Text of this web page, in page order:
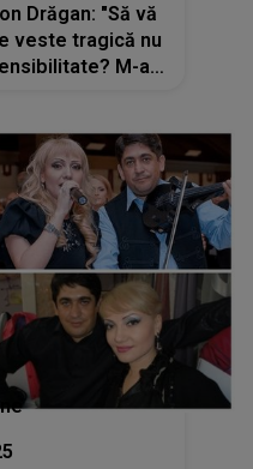
Drăgan: "Să vă
veste tragică nu
M-au